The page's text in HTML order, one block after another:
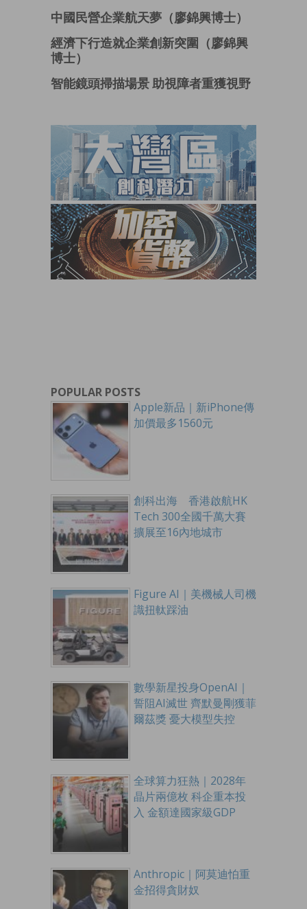
中國民營企業航天夢（廖錦興博士）
經濟下行造就企業創新突圍（廖錦興
博士）
智能鏡頭掃描場景 助視障者重獲視野
POPULAR POSTS
Apple新品｜新iPhone傳
加價最多1560元
創科出海 香港啟航HK
Tech 300全國千萬大賽
擴展至16內地城市
Figure AI｜美機械人司機
識扭軚踩油
數學新星投身OpenAI｜
誓阻AI滅世 齊默曼剛獲菲
爾茲獎 憂大模型失控
全球算力狂熱｜2028年
晶片兩億枚 科企重本投
入 金額達國家級GDP
Anthropic｜阿莫迪怕重
金招得貪財奴